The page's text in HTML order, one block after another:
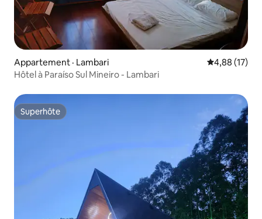
Appartement · Lambari Note
4,88 (17)
Hôtel à Paraíso Sul Mineiro - Lambari
Superhôte
Superhôte